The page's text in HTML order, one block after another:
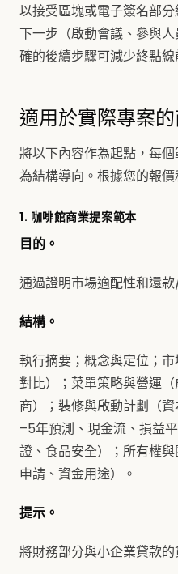
以接受區塊或電子簽名部
下一步（啟動會議、參與
確的後續步驟可減少終點線
適用於實際專案
將以下內容作為起點，每
為結構導向。根據您的報價
1. 咖啡館商業提案範本
目的。
通過證明市場適配性和還
結構。
執行摘要；概念與定位；
對比）；菜單策略與營運
商）；裝修與啟動計劃（
–5年預測、現金流、損益
證、食品安全）；所有權
申請、資金用途）。
提示。
將財務部分與小企業貸款